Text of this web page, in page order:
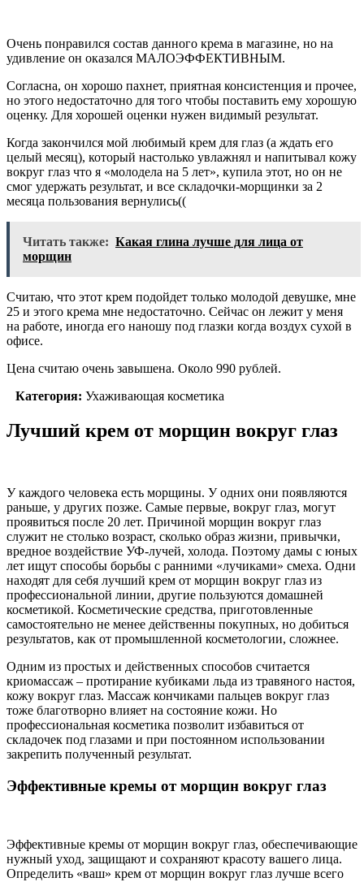
Очень понравился состав данного крема в магазине, но на
удивление он оказался МАЛОЭФФЕКТИВНЫМ.
Согласна, он хорошо пахнет, приятная консистенция и прочее,
но этого недостаточно для того чтобы поставить ему хорошую
оценку. Для хорошей оценки нужен видимый результат.
Когда закончился мой любимый крем для глаз (а ждать его
целый месяц), который настолько увлажнял и напитывал кожу
вокруг глаз что я «молодела на 5 лет», купила этот, но он не
смог удержать результат, и все складочки-морщинки за 2
месяца пользования вернулись((
Читать также: Какая глина лучше для лица от
морщин
Считаю, что этот крем подойдет только молодой девушке, мне
25 и этого крема мне недостаточно. Сейчас он лежит у меня
на работе, иногда его наношу под глазки когда воздух сухой в
офисе.
Цена считаю очень завышена. Около 990 рублей.
Категория: Ухаживающая косметика
Лучший крем от морщин вокруг глаз
У каждого человека есть морщины. У одних они появляются
раньше, у других позже. Самые первые, вокруг глаз, могут
проявиться после 20 лет. Причиной морщин вокруг глаз
служит не столько возраст, сколько образ жизни, привычки,
вредное воздействие УФ-лучей, холода. Поэтому дамы с юных
лет ищут способы борьбы с ранними «лучиками» смеха. Одни
находят для себя лучший крем от морщин вокруг глаз из
профессиональной линии, другие пользуются домашней
косметикой. Косметические средства, приготовленные
самостоятельно не менее действенны покупных, но добиться
результатов, как от промышленной косметологии, сложнее.
Одним из простых и действенных способов считается
криомассаж – протирание кубиками льда из травяного настоя,
кожу вокруг глаз. Массаж кончиками пальцев вокруг глаз
тоже благотворно влияет на состояние кожи. Но
профессиональная косметика позволит избавиться от
складочек под глазами и при постоянном использовании
закрепить полученный результат.
Эффективные кремы от морщин вокруг глаз
Эффективные кремы от морщин вокруг глаз, обеспечивающие
нужный уход, защищают и сохраняют красоту вашего лица.
Определить «ваш» крем от морщин вокруг глаз лучше всего